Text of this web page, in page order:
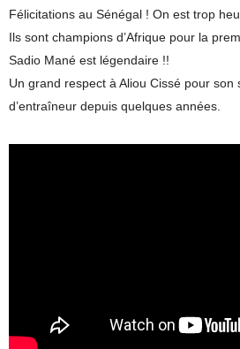
Félicitations au Sénégal ! On est trop
Ils sont champions d’Afrique pour la
Sadio Mané est légendaire !!
Un grand respect à Aliou Cissé pour son
d’entraîneur depuis quelques années.